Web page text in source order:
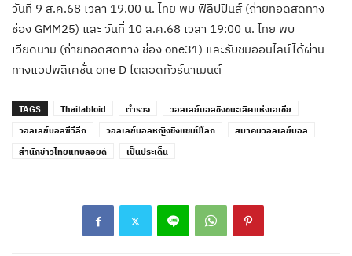
วันที่ 9 ส.ค.68 เวลา 19.00 น. ไทย พบ ฟิลิปปินส์ (ถ่ายทอดสดทาง
ช่อง GMM25) และ วันที่ 10 ส.ค.68 เวลา 19:00 น. ไทย พบ
เวียดนาม (ถ่ายทอดสดทาง ช่อง one31) และรับชมออนไลน์ได้ผ่าน
ทางแอปพลิเคชั่น one D ไตลอดทัวร์นาเมนต์
TAGS Thaitabloid ตำรวจ
วอลเลย์บอลชิงชนะเลิศแห่งเอเชีย
วอลเลย์บอลซีวีลีก
วอลเลย์บอลหญิงชิงแชมป์โลก
สมาคมวอลเลย์บอล
สำนักข่าวไทยแทบลอยด์
เป็นประเด็น